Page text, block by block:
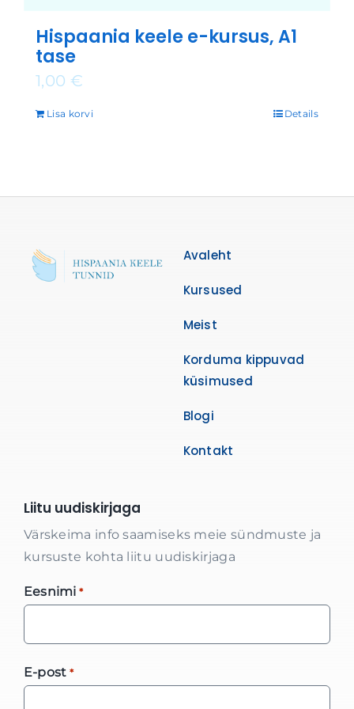
Hispaania keele e-kursus, A1
tase
1,00 €
Lisa korvi Details
Avaleht
Kursused
Meist
Korduma kippuvad
küsimused
Blogi
Kontakt
Liitu uudiskirjaga
Värskeima info saamiseks meie sündmuste ja
kursuste kohta liitu uudiskirjaga
Eesnimi *
E-post *